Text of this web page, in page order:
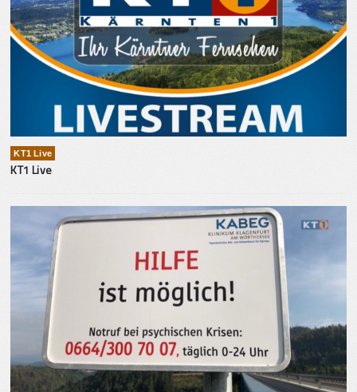
KT1 Live
KT1 Live